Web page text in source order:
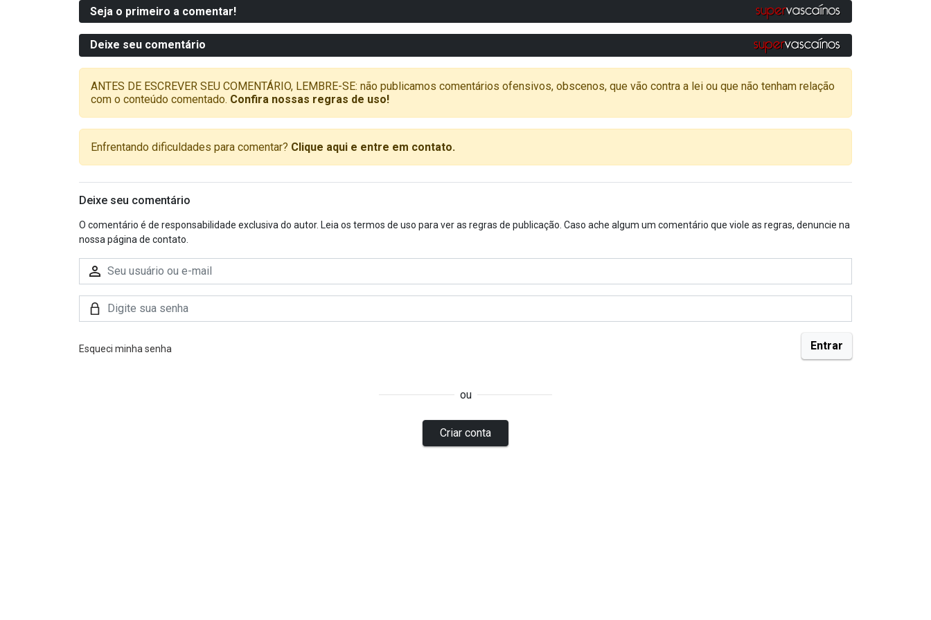
Seja o primeiro a comentar!
Deixe seu comentário
ANTES DE ESCREVER SEU COMENTÁRIO, LEMBRE-SE: não publicamos comentários ofensivos, obscenos, que vão contra a lei ou que não tenham relação
com o conteúdo comentado. Confira nossas regras de uso!
Enfrentando dificuldades para comentar? Clique aqui e entre em contato.
Deixe seu comentário
O comentário é de responsabilidade exclusiva do autor. Leia os termos de uso para ver as regras de publicação. Caso ache algum um comentário que viole as regras, denuncie na
nossa página de contato.
Esqueci minha senha
ou
Criar conta